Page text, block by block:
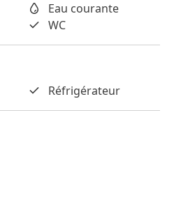
Eau courante
WC
Réfrigérateur